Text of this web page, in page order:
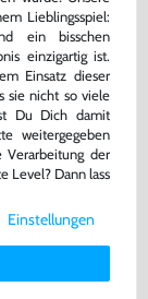
Card /
Speicherkarte 8
[Sony]
€
Lieblingsspiel:
ein bisschen
einzigartig ist.
Einsatz dieser
sie nicht so viele
Du Dich damit
weitergegeben
Verarbeitung der
Level? Dann lass
Cookies und
Daten­schutz­
Einstellungen